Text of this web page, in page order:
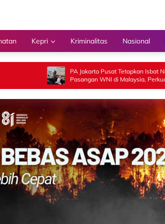
Kepri Kriminalitas Nasional
PA Jakarta Pusat Tetapkan Isbat Nikah 25
Pasangan WNI di Malaysia, Perkuat
Kepastian Hukum di Luar Negeri